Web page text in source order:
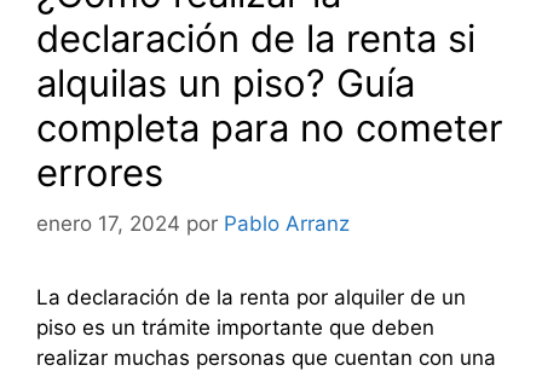
declaración de la renta si
alquilas un piso? Guía
completa para no cometer
errores
enero 17, 2024 por Pablo Arranz
La declaración de la renta por alquiler de un
piso es un trámite importante que deben
realizar muchas personas que cuentan con una